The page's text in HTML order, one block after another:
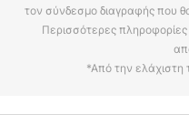
τον σύνδεσμο διαγραφής που
Περισσότερες πληροφορίες
*Από την